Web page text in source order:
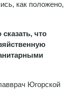
как положено,
что
Югорской